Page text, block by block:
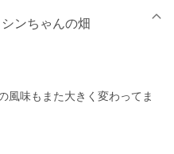
ンちゃんの畑
風味もまた大きく変わってま